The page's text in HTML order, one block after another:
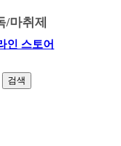
검색
/마취제